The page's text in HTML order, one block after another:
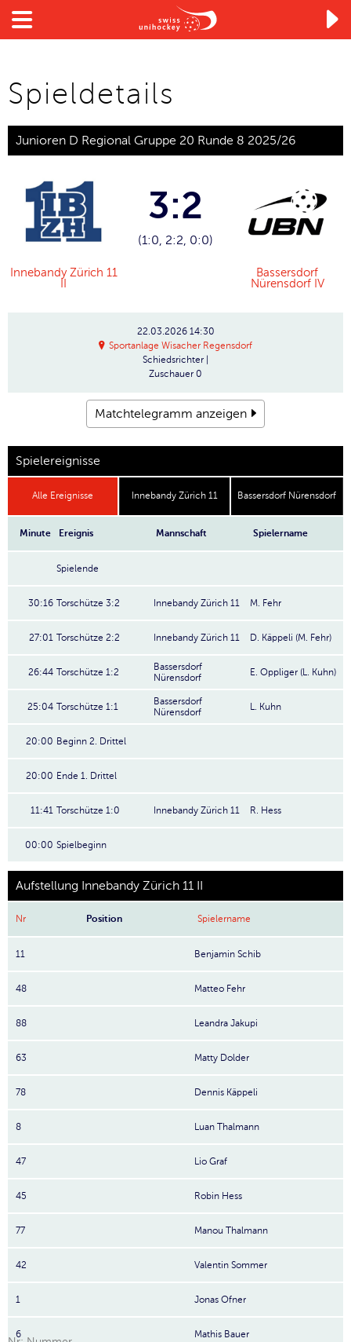

Spieldetails
Junioren D Regional Gruppe 20 Runde 8 2025/26
Innebandy Zürich 11
3:2
(1:0, 2:2, 0:0)
Bassersdorf
Nürensdorf IV
22.03.2026 14:30
Sportanlage Wisacher Regensdorf
Schiedsrichter
Zuschauer 0
Matchtelegramm anzeigen
Spielereignisse
Alle Ereignisse Innebandy Zürich 11 Bassersdorf Nürensdorf
Minute Ereignis Mannschaft Spielername
Spielende
30:16 Torschütze 3:2 Innebandy Zürich 11 M. Fehr
27:01 Torschütze 2:2 Innebandy Zürich 11 D. Käppeli (M. Fehr)
26:44 Torschütze 1:2
Bassersdorf
Nürensdorf
E. Oppliger (L. Kuhn)
25:04 Torschütze 1:1
Bassersdorf
Nürensdorf
L. Kuhn
20:00 Beginn 2. Drittel
20:00 Ende 1. Drittel
11:41 Torschütze 1:0 Innebandy Zürich 11 R. Hess
00:00 Spielbeginn
Aufstellung Innebandy Zürich 11 II
Nr Position Spielername
11 Benjamin Schib
48 Matteo Fehr
88 Leandra Jakupi
63 Matty Dolder
78 Dennis Käppeli
8 Luan Thalmann
47 Lio Graf
45 Robin Hess
77 Manou Thalmann
42 Valentin Sommer
1 Jonas Ofner
6 Mathis Bauer